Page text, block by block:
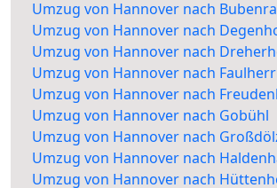
Umzug von Hannover nach
Umzug von Hannover nach
Umzug von Hannover nach
Umzug von Hannover nach
Umzug von Hannover nach
Umzug von Hannover nach Gobühl
Umzug von Hannover nach
Umzug von Hannover nach
Umzug von Hannover nach